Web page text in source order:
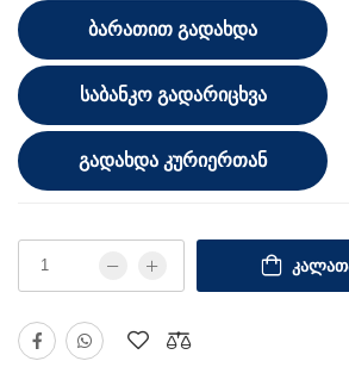
ᲑᲐᲠᲐᲗᲘᲗ ᲒᲐᲓᲐᲮᲓᲐ
ᲡᲐᲑᲐᲜᲙᲝ ᲒᲐᲓᲐᲠᲘᲪᲮᲕᲐ
ᲒᲐᲓᲐᲮᲓᲐ ᲙᲣᲠᲘᲔᲠᲗᲐᲜ